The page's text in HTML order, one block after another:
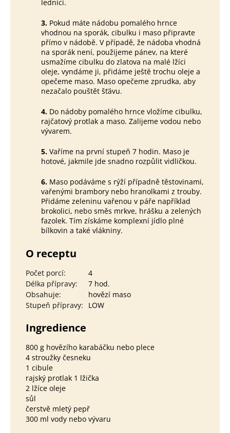
lednici.
3. Pokud máte nádobu pomalého hrnce
vhodnou na sporák, cibulku i maso připravte
přímo v nádobě. V případě, že nádoba vhodná
na sporák není, použijeme pánev, na které
usmažíme cibulku do zlatova na malé lžíci
oleje, vyndáme ji, přidáme ještě trochu oleje a
opečeme maso. Maso opečeme zprudka, aby
nezačalo pouštět šťávu.
4. Do nádoby pomalého hrnce vložíme cibulku,
rajčatový protlak a maso. Zalijeme vodou nebo
vývarem.
5. Vaříme na první stupeň 7 hodin. Maso je
hotové, jakmile jde snadno rozpůlit vidličkou.
6. Maso podáváme s rýží případně těstovinami,
vařenými brambory nebo hranolkami z trouby.
Přidáme zeleninu vařenou v páře například
brokolici, nebo směs mrkve, hrášku a zelených
fazolek. Tím získáme komplexní jídlo plné
bílkovin a také vlákniny.
O receptu
Počet porcí:
4
Délka přípravy:
7 hod.
Obsahuje:
hovězí maso
Stupeň přípravy: LOW
Ingredience
800 g hovězího karabáčku nebo plece
4 stroužky česneku
1 cibule
rajský protlak 1 lžička
2 lžíce oleje
sůl
čerstvě mletý pepř
300 ml vody nebo vývaru